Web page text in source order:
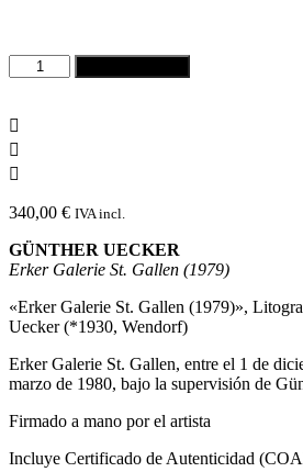
GÜNTHER
UECKER
Erker
Galerie
St.
Gallen
cantidad
340,00 € IVA incl.
GÜNTHER UECKER
Erker Galerie St. Gallen (1979)
«Erker Galerie St. Gallen (1979)»,
Uecker (*1930, Wendorf)
Erker Galerie St. Gallen, entre el 1 de
marzo de 1980, bajo la supervisión de
Firmado a mano por el artista
Incluye Certificado de Autenticidad